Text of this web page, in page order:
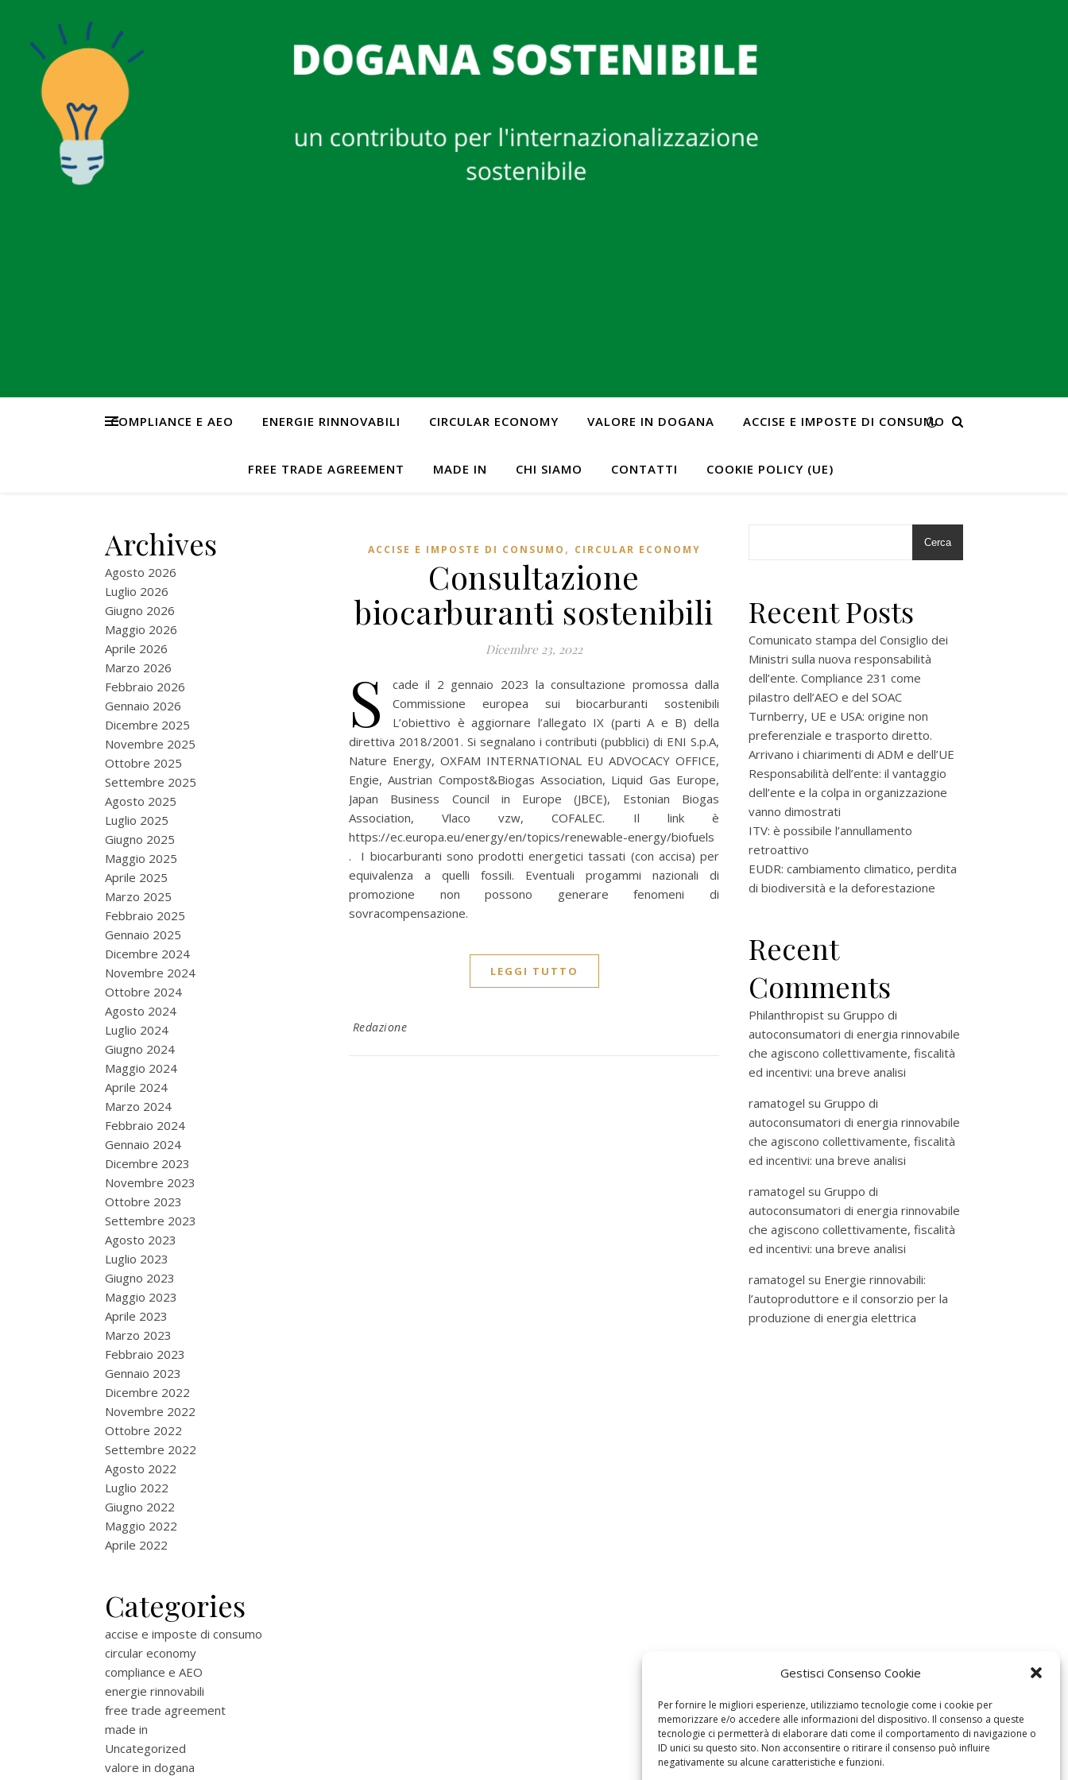
Gestisci Consenso Cookie
Per fornire le migliori esperienze, utilizziamo tecnologie come i cookie per
memorizzare e/o accedere alle informazioni del dispositivo. Il consenso a queste
tecnologie ci permetterà di elaborare dati come il comportamento di navigazione o
ID unici su questo sito. Non acconsentire o ritirare il consenso può influire
negativamente su alcune caratteristiche e funzioni.
COMPLIANCE E AEO ENERGIE RINNOVABILI CIRCULAR ECONOMY VALORE IN DOGANA ACCISE E IMPOSTE DI CONSUMO
FREE TRADE AGREEMENT MADE IN CHI SIAMO CONTATTI COOKIE POLICY (UE)
Archives
Agosto 2026
Luglio 2026
Giugno 2026
Maggio 2026
Aprile 2026
Marzo 2026
Febbraio 2026
Gennaio 2026
Dicembre 2025
Novembre 2025
Ottobre 2025
Settembre 2025
Agosto 2025
Luglio 2025
Giugno 2025
Maggio 2025
Aprile 2025
Marzo 2025
Febbraio 2025
Gennaio 2025
Dicembre 2024
Novembre 2024
Ottobre 2024
Agosto 2024
Luglio 2024
Giugno 2024
Maggio 2024
Aprile 2024
Marzo 2024
Febbraio 2024
Gennaio 2024
Dicembre 2023
Novembre 2023
Ottobre 2023
Settembre 2023
Agosto 2023
Luglio 2023
Giugno 2023
Maggio 2023
Aprile 2023
Marzo 2023
Febbraio 2023
Gennaio 2023
Dicembre 2022
Novembre 2022
Ottobre 2022
Settembre 2022
Agosto 2022
Luglio 2022
Giugno 2022
Maggio 2022
Aprile 2022
Categories
accise e imposte di consumo
circular economy
compliance e AEO
energie rinnovabili
free trade agreement
made in
Uncategorized
valore in dogana
ACCISE E IMPOSTE DI CONSUMO , CIRCULAR ECONOMY
Consultazione
biocarburanti sostenibili
Dicembre 23, 2022
S
cade il 2 gennaio 2023 la consultazione promossa dalla
Commissione europea sui biocarburanti sostenibili
L’obiettivo è aggiornare l’allegato IX (parti A e B) della
direttiva 2018/2001. Si segnalano i contributi (pubblici) di ENI S.p.A,
Nature Energy, OXFAM INTERNATIONAL EU ADVOCACY OFFICE,
Engie, Austrian Compost&Biogas Association, Liquid Gas Europe,
Japan Business Council in Europe (JBCE), Estonian Biogas
Association, Vlaco vzw, COFALEC. Il link è
https://ec.europa.eu/energy/en/topics/renewable-energy/biofuels
. I biocarburanti sono prodotti energetici tassati (con accisa) per
equivalenza a quelli fossili. Eventuali progammi nazionali di
promozione non possono generare fenomeni di
sovracompensazione.
LEGGI TUTTO
Redazione
Cerca
Recent Posts
Comunicato stampa del Consiglio dei
Ministri sulla nuova responsabilità
dell’ente. Compliance 231 come
pilastro dell’AEO e del SOAC
Turnberry, UE e USA: origine non
preferenziale e trasporto diretto.
Arrivano i chiarimenti di ADM e dell’UE
Responsabilità dell’ente: il vantaggio
dell’ente e la colpa in organizzazione
vanno dimostrati
ITV: è possibile l’annullamento
retroattivo
EUDR: cambiamento climatico, perdita
di biodiversità e la deforestazione
Recent
Comments
Philanthropist su Gruppo di
autoconsumatori di energia rinnovabile
che agiscono collettivamente, fiscalità
ed incentivi: una breve analisi
ramatogel su Gruppo di
autoconsumatori di energia rinnovabile
che agiscono collettivamente, fiscalità
ed incentivi: una breve analisi
ramatogel su Gruppo di
autoconsumatori di energia rinnovabile
che agiscono collettivamente, fiscalità
ed incentivi: una breve analisi
ramatogel su Energie rinnovabili:
l’autoproduttore e il consorzio per la
produzione di energia elettrica